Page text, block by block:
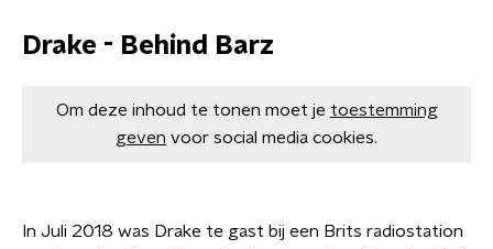
Drake - Behind Barz
Om deze inhoud te tonen moet je toestemming
geven voor social media cookies.
In Juli 2018 was Drake te gast bij een Brits radiostation